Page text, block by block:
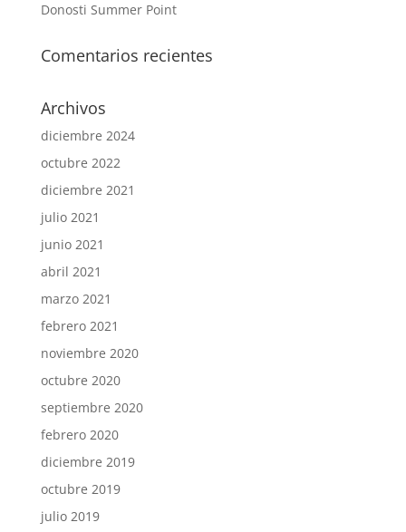
Donosti Summer Point
Comentarios recientes
Archivos
diciembre 2024
octubre 2022
diciembre 2021
julio 2021
junio 2021
abril 2021
marzo 2021
febrero 2021
noviembre 2020
octubre 2020
septiembre 2020
febrero 2020
diciembre 2019
octubre 2019
julio 2019